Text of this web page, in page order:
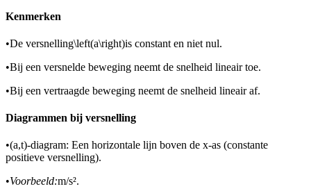
Kenmerken
•De versnelling\left(a\right)is constant en niet nul.
•Bij een versnelde beweging neemt de snelheid lineair toe.
•Bij een vertraagde beweging neemt de snelheid lineair af.
Diagrammen bij versnelling
•(a,t)-diagram: Een horizontale lijn boven de x-as (constante
positieve versnelling).
•Voorbeeld:m/s².